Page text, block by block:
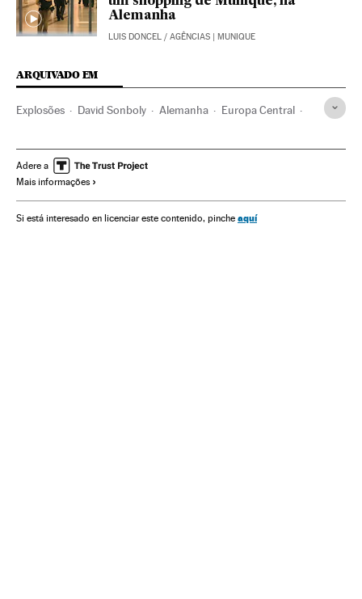
Alemanha
LUIS DONCEL / AGÊNCIAS | MUNIQUE
ARQUIVADO EM
Explosões David Sonboly Alemanha Europa Central
Adere a
Mais informações
Si está interesado en licenciar este contenido, pinche aquí